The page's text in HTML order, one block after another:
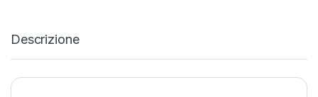
Descrizione